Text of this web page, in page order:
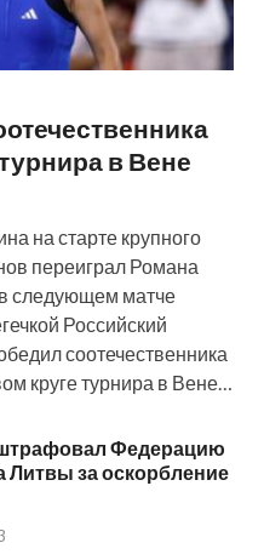
в Вене
на старте крупного
переиграл Романа
следующем матче
Российский
соотечественника
круге турнира в Вене…
Федерацию
Литвы за оскорбление